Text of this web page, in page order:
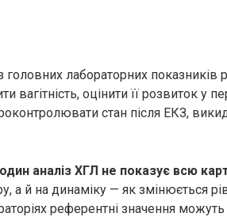
головних лабораторних показників
вагітність, оцінити її розвиток у
стан після ЕКЗ,
один аналіз ХГЛ не показує всю
а й на динаміку — як змінюється
референтні значення можуть